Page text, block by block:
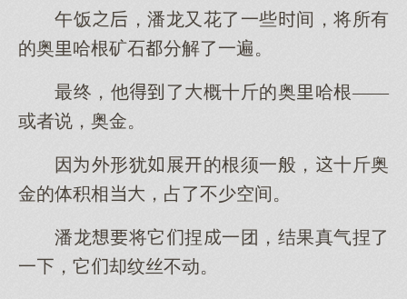
午饭，潘龙又花了一些间，将所有
的奥哈根矿石分解了一遍。
最终，他了概十斤的奥哈根——
或者说，奥金。
因外形犹展的根须一般，十斤奥
金的体积相，占了不少空间。
潘龙将它捏一团，结果真气捏了
一，它却纹丝不动。